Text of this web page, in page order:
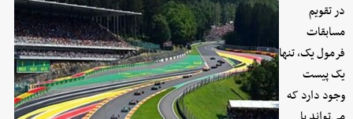
در تقویم
مسابقات
فرمول یک، تنها
یک پیست
وجود دارد که